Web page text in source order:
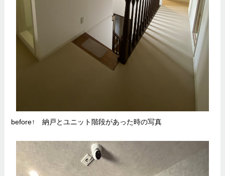
before↑ 納戸とユニット階段があった時の写真